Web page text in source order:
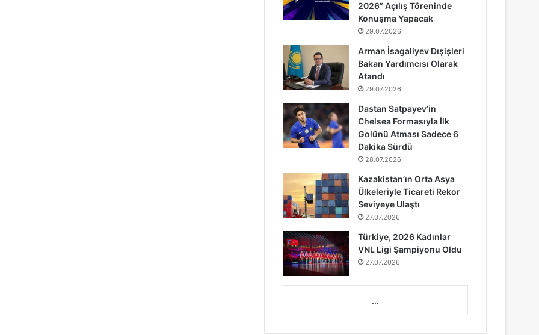
2026” Açılış Töreninde
Konuşma Yapacak
29.07.2026
Arman İsagaliyev Dışişleri
Bakan Yardımcısı Olarak
Atandı
29.07.2026
Dastan Satpayev’in
Chelsea Formasıyla İlk
Golünü Atması Sadece 6
Dakika Sürdü
28.07.2026
Kazakistan’ın Orta Asya
Ülkeleriyle Ticareti Rekor
Seviyeye Ulaştı
27.07.2026
Türkiye, 2026 Kadınlar
VNL Ligi Şampiyonu Oldu
27.07.2026
...